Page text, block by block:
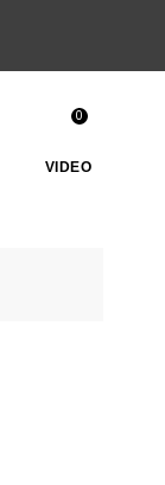
0
VIDEO